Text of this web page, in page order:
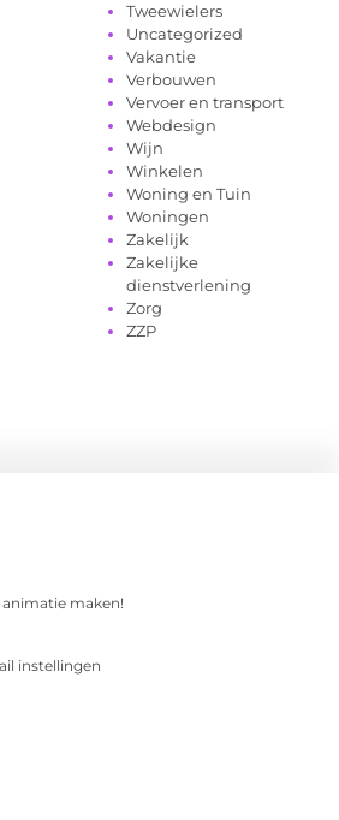
Tweewielers
Uncategorized
Vakantie
Verbouwen
Vervoer en transport
Webdesign
Wijn
Winkelen
Woning en Tuin
Woningen
Zakelijk
Zakelijke
dienstverlening
Zorg
ZZP
animatie maken!
instellingen